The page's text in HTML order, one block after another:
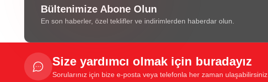
Bültenimize Abone Olun
En son haberler, özel teklifler ve indirimlerden haberdar olun.
Size yardımcı olmak için buradayız
Sorularınız için bize e-posta veya telefonla her zaman ulaşabilirsiniz.